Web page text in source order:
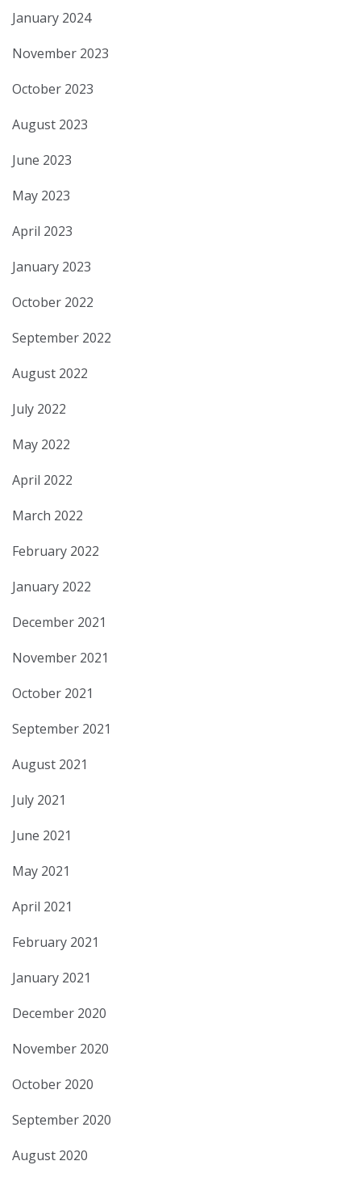
January 2024
November 2023
October 2023
August 2023
June 2023
May 2023
April 2023
January 2023
October 2022
September 2022
August 2022
July 2022
May 2022
April 2022
March 2022
February 2022
January 2022
December 2021
November 2021
October 2021
September 2021
August 2021
July 2021
June 2021
May 2021
April 2021
February 2021
January 2021
December 2020
November 2020
October 2020
September 2020
August 2020